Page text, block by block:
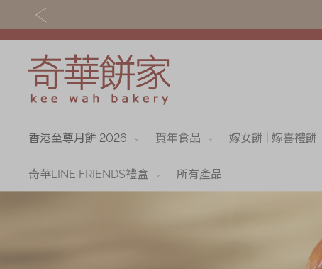
關於奇華
奇華傳奇
奇華餅食
香港至尊月餅 2026
香港至尊月餅 2026 賀年食品 嫁女餅 | 嫁喜禮餅
奇華LINE FRIENDS禮盒 所有產品